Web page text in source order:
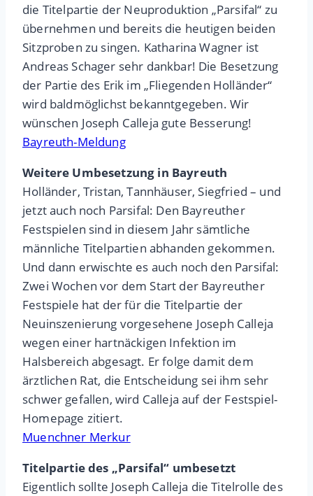
die Titelpartie der Neuproduktion „Parsifal“ zu
übernehmen und bereits die heutigen beiden
Sitzproben zu singen. Katharina Wagner ist
Andreas Schager sehr dankbar! Die Besetzung
der Partie des Erik im „Fliegenden Holländer“
wird baldmöglichst bekanntgegeben. Wir
wünschen Joseph Calleja gute Besserung!
Bayreuth-Meldung
Weitere Umbesetzung in Bayreuth
Holländer, Tristan, Tannhäuser, Siegfried – und
jetzt auch noch Parsifal: Den Bayreuther
Festspielen sind in diesem Jahr sämtliche
männliche Titelpartien abhanden gekommen.
Und dann erwischte es auch noch den Parsifal:
Zwei Wochen vor dem Start der Bayreuther
Festspiele hat der für die Titelpartie der
Neuinszenierung vorgesehene Joseph Calleja
wegen einer hartnäckigen Infektion im
Halsbereich abgesagt. Er folge damit dem
ärztlichen Rat, die Entscheidung sei ihm sehr
schwer gefallen, wird Calleja auf der Festspiel-
Homepage zitiert.
Muenchner Merkur
Titelpartie des „Parsifal“ umbesetzt
Eigentlich sollte Joseph Calleja die Titelrolle des